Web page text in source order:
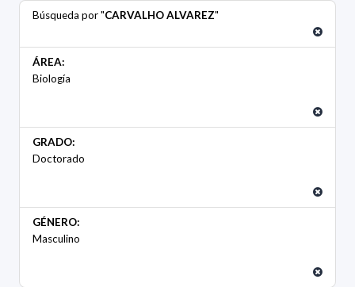
Búsqueda por "CARVALHO ALVAREZ"
ÁREA:
Biología
GRADO:
Doctorado
GÉNERO:
Masculino